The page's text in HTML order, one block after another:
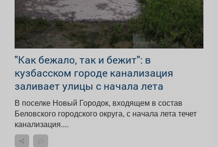
"Как бежало, так и бежит": в
кузбасском городе канализация
заливает улицы с начала лета
В поселке Новый Городок, входящем в состав
Беловского городского округа, с начала лета течет
канализация....